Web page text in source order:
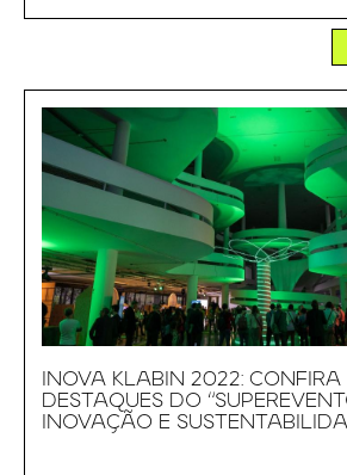
INOVA KLABIN 2022: CONFIRA
DESTAQUES DO
INOVAÇÃO E